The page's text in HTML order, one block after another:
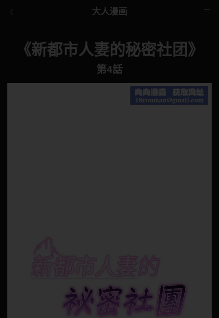
大人漫画
《新都市人妻的秘密社团》
第4話